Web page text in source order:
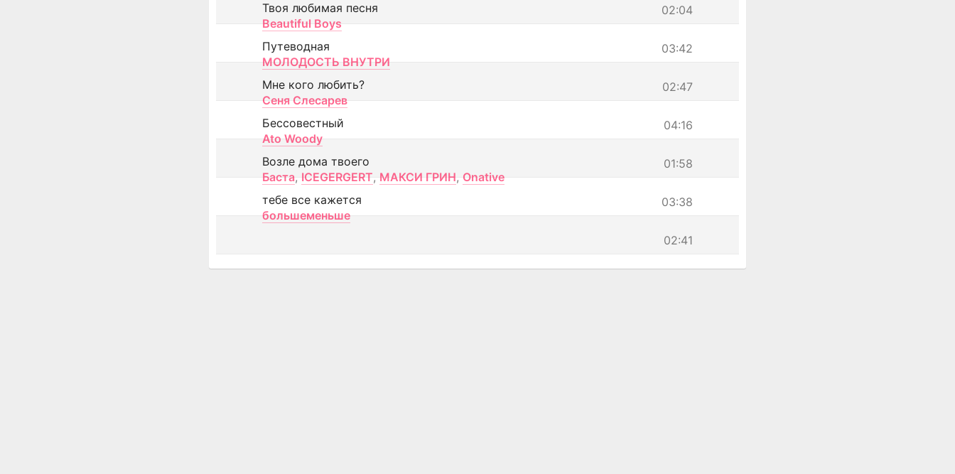
02:04
Твоя любимая песня
Beautiful Boys
03:42
Путеводная
МОЛОДОСТЬ ВНУТРИ
02:47
Мне кого любить?
Сеня Слесарев
04:16
Бессовестный
Ato Woody
01:58
Возле дома твоего
Баста, ICEGERGERT, МАКСИ ГРИН, Onative
03:38
тебе все кажется
большеменьше
02:41